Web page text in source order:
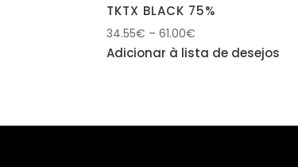
TKTX BLACK 75%
34.55€ –61.00€
Adicionar à lista de desejos